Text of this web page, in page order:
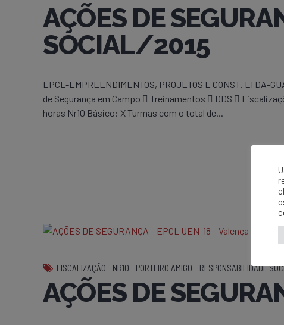
AÇÕES DE
SOCIAL/2015
EPCL-EMPREENDIMENTOS, PROJETOS E CONST.
de Segurança em Campo  Treinamentos  DDS 
horas Nr10 Básico: X Turmas com o total de...
FISCALIZAÇÃO NR10 PORTEIRO AMIGO RESPONSABILIDADE
AÇÕES DE